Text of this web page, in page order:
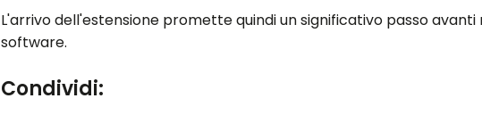
L'arrivo dell'estensione promette quindi un significativo passo
software.
Condividi: